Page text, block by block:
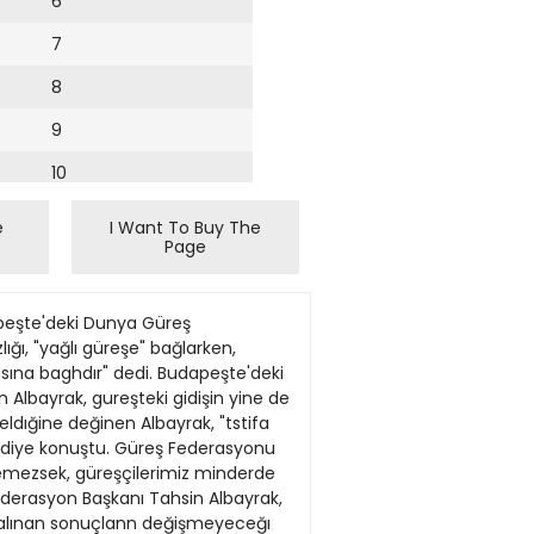
7
8
9
10
14
15
16
I Want To Buy The
Page
üzüntü yarattı. ARİF KIZILYALIN Avrupa Futbol Şampiyonası grup eleme maçlanndan ılkinı Yugoslavya ile oynayacak olan (A) ve Ümıt Mıllı takımlanmız, dun THY'ye aıt bir uçakla Split'e gitti. Çınar Otelı'nde önceki akşam bıraraya gelen ve dun Yugoslava'ya gıden milli takımımızda Gençlerbırlığj'nden Metin ve Tanju'nun sakatlıklan olduğu açıklandı. Tanju'nun çarşamba gunkü maçta oynayabileceğinı belırten teknik adamlar Metın'ın oynama şansının olmadığını belırttıler. Hareketten önce son bır açıklama yapan teknik dırektör Coşkun özan, golsüz geçen haftarun mıllı takım için dezavantaj olduğunu söyledi Ozan, üst üste gelen sakathklann ta ELTOPU LİGt Arçelik rahatkazandı İTÜ: 29 Karşıyaka: 21 SALON: Bağlarbaşı Spor Salonu. HAKEMLER: Ümıt Sumertaş (5). Bekır Kar (5). tTÜ: Rasım (6) (Faruk 4)Olgun (4) I, Nahıt (5), Bülent (4) I, Ahmet (6) 3, Yakup (8) 11, Korhan (6) 5Gökhan (4), Mutluhan (S) 4, Ersin (4) 2, thsan (4) 2. KARŞIYAKA: Ibmhim (5hK. tbrahim (5) 4, Aykan (7) 10, B. Mustafa (4) 2, Engın (4) 1, Yüksel (4) 1, K. Mustafa (4) 2Taner (3), Adnan (3) 1, Murat (3). İLK YARI: 116 (İTÜ lehine). İKİ DAKİKA CEZASI: Gökhan, Nahit, Bülent, Ahmet (2) (İTÜ), Engın, Yüksel, Murat (Karşıyaka). 7 METRE ATIŞI: Yakup 3/3 (İTÜ), Aykan. 5/5, Adnan. 1/1 (Karşıyaka). Bir süredir beyin tümöründen tedavi görtiyordu E Bahçeii Hüseyin öldü 29 yasındaki Hüseyin Çakıroğlu, Milli Takım ve Fenerbahçe'nin gözde futbolcusuydu. Amerika'dan geldikten sonra hastalığı ilerleyen Hüseyin, son 4 gündür komadaydı. Spor Scrvisi Fenerbahçe'nin milü futbolcusu Hüseyin Çakıroğlu, tedavi görmekte olduğu Amerikan Hastanesi'nde dun sabah saat 09.00'da öldü. Üç yıldır Fenerbahçe'de bulunan Hüseyin, büindiği gibi bir süredir tedavi gönnekteydi Fenerbahçe'nin bir antrenmanında hafif gelen topa vurduğ